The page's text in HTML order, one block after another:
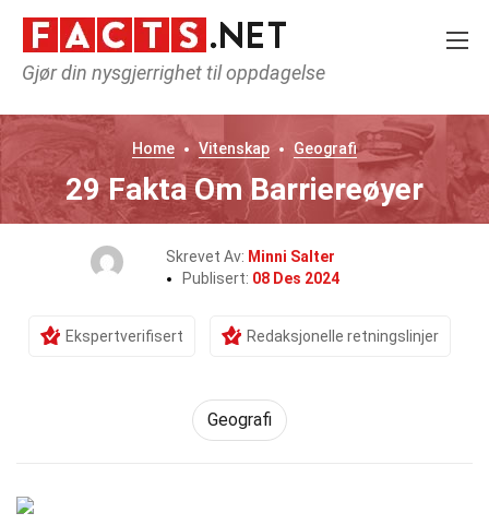
Gjør din nysgjerrighet til oppdagelse
Home Vitenskap Geografi
29 Fakta Om Barriereøyer
Skrevet Av: Minni Salter
Publisert: 08 Des 2024
Ekspertverifisert Redaksjonelle retningslinjer
Geografi